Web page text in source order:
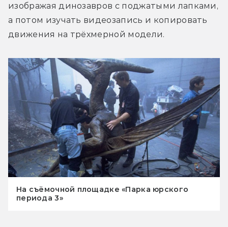
изображая динозавров с поджатыми лапками,
а потом изучать видеозапись и копировать
движения на трёхмерной модели.
На съёмочной площадке «Парка юрского
периода 3»